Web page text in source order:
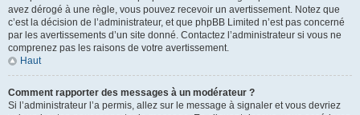
avez dérogé à une règle, vous pouvez recevoir un avertissement. Notez que
c’est la décision de l’administrateur, et que phpBB Limited n’est pas concerné
par les avertissements d’un site donné. Contactez l’administrateur si vous ne
comprenez pas les raisons de votre avertissement.
Haut
Comment rapporter des messages à un modérateur ?
Si l’administrateur l’a permis, allez sur le message à signaler et vous devriez